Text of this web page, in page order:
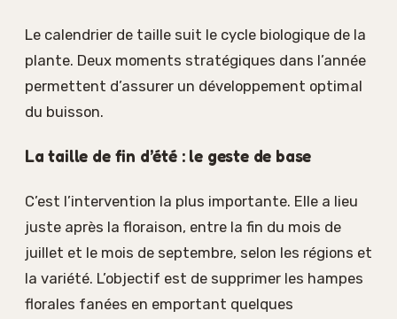
Le calendrier de taille suit le cycle biologique de la
plante. Deux moments stratégiques dans l’année
permettent d’assurer un développement optimal
du buisson.
La taille de fin d’été : le geste de base
C’est l’intervention la plus importante. Elle a lieu
juste après la floraison, entre la fin du mois de
juillet et le mois de septembre, selon les régions et
la variété. L’objectif est de supprimer les hampes
florales fanées en emportant quelques